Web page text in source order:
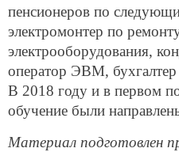
пенсионеров по
электромонтер по
электрооборудования,
оператор ЭВМ,
В 2018 году и в первом
обучение были
Материал подготовлен